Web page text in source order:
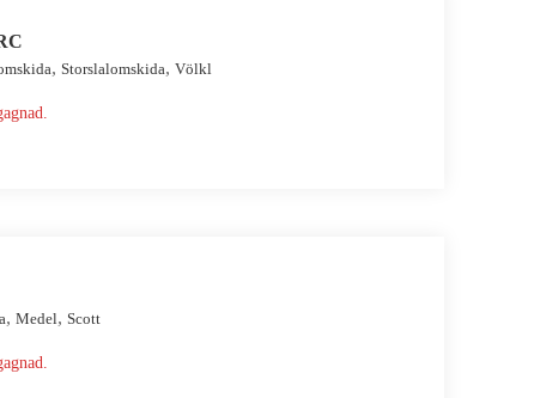
, Storslalomskida, Völkl
, Medel, Scott